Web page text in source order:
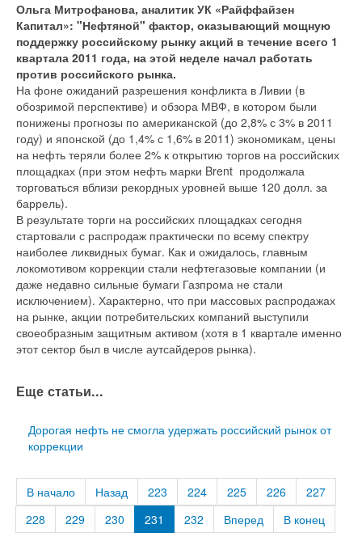
Ольга Митрофанова, аналитик УК «Райффайзен
Капитал»: "Нефтяной" фактор, оказывающий мощную
поддержку российскому рынку акций в течение всего 1
квартала 2011 года, на этой неделе начал работать
против российского рынка.
На фоне ожиданий разрешения конфликта в Ливии (в
обозримой перспективе) и обзора МВФ, в котором были
понижены прогнозы по американской (до 2,8% с 3% в 2011
году) и японской (до 1,4% с 1,6% в 2011) экономикам, цены
на нефть теряли более 2% к открытию торгов на российских
площадках (при этом нефть марки Brent продолжала
торговаться вблизи рекордных уровней выше 120 долл. за
баррель).
В результате торги на российских площадках сегодня
стартовали с распродаж практически по всему спектру
наиболее ликвидных бумаг. Как и ожидалось, главным
локомотивом коррекции стали нефтегазовые компании (и
даже недавно сильные бумаги Газпрома не стали
исключением). Характерно, что при массовых распродажах
на рынке, акции потребительских компаний выступили
своеобразным защитным активом (хотя в 1 квартале именно
этот сектор был в числе аутсайдеров рынка).
Еще статьи...
Дорогая нефть не смогла удержать российский рынок от
коррекции
В начало Назад 223 224 225 226
227
228
229 230 231 232 Вперед В конец